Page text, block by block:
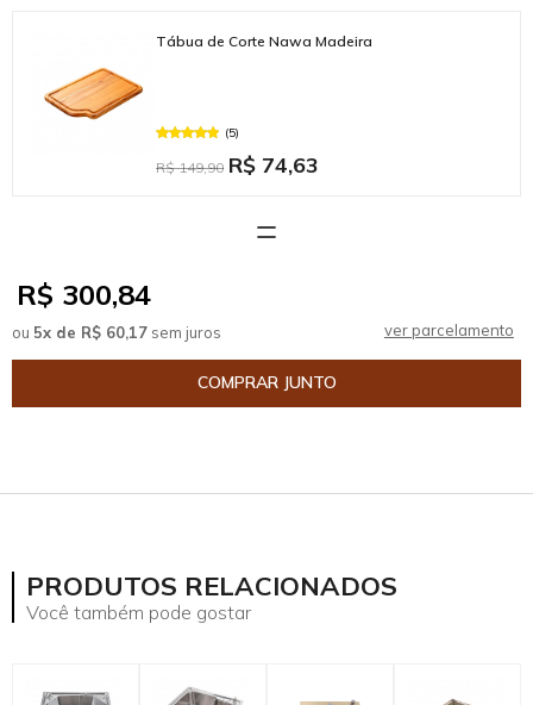
Tábua de Corte Nawa Madeira
(5)
R$ 149,90 R$ 74,63
R$ 300,84
ou 5x de R$ 60,17 sem juros ver parcelamento
COMPRAR JUNTO
PRODUTOS RELACIONADOS
Você também pode gostar